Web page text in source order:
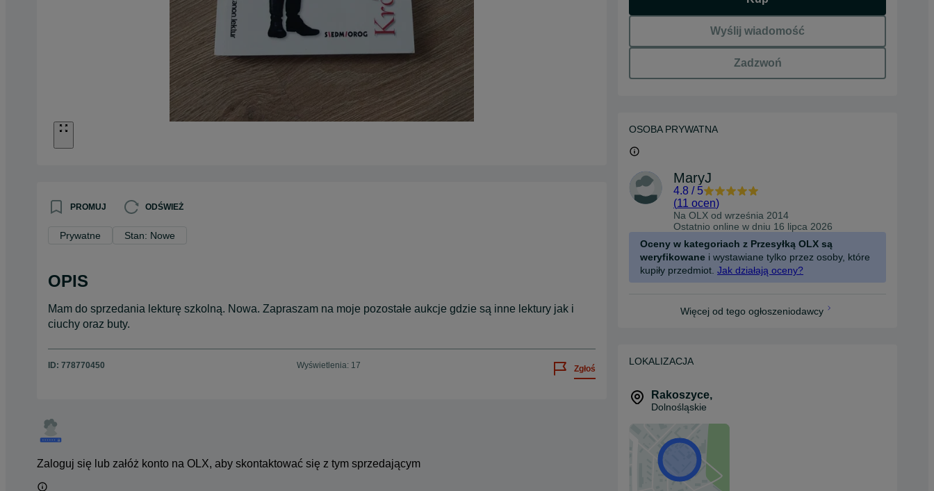
PROMUJ ODŚWIEŻ
Prywatne Stan: Nowe
OPIS
Mam do sprzedania lekturę szkolną. Nowa. Zapraszam na moje pozostałe aukcje gdzie są inne lektury jak i
ciuchy oraz buty.
ID: 778770450 Wyświetlenia: 17 Zgłoś
Zaloguj się lub załóż konto na OLX, aby skontaktować się z tym sprzedającym
Wyślij wiadomość
Zadzwoń
OSOBA PRYWATNA
MaryJ
4.8 / 5
(11 ocen)
Na OLX od września 2014
Ostatnio online w dniu 16 lipca 2026
Oceny w kategoriach z Przesyłką OLX są
weryfikowane i wystawiane tylko przez osoby, które
kupiły przedmiot. Jak działają oceny?
Więcej od tego ogłoszeniodawcy
LOKALIZACJA
Rakoszyce,
Dolnośląskie